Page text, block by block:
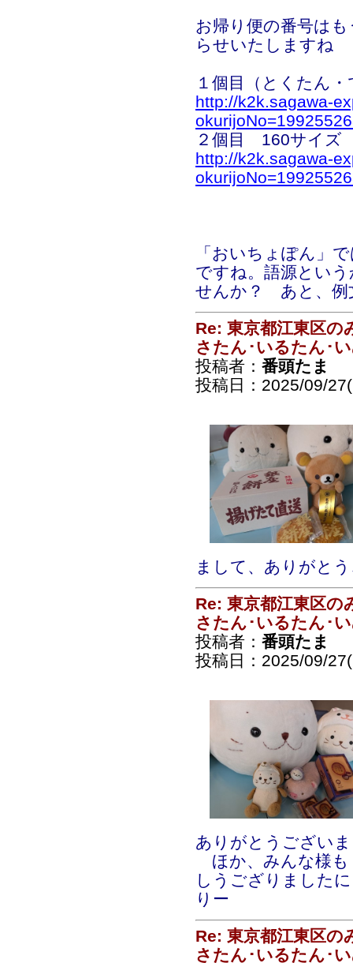
お帰り便の番号は
らせいたしますね
１個目（とくたん
http://k2k.sagawa-
２個目 160サイズ
http://k2k.sagawa-
「おいちょぽん」
ですね。語源とい
せんか？ あと、
Re: 東京都江東区の
さたん･いるたん･
投稿者： 番頭たま
投稿日：2025/09/
まして、ありがと
Re: 東京都江東区の
さたん･いるたん･
投稿者： 番頭たま
投稿日：2025/09/
ありがとうござい
ほか、みんな様も
しうござりました
りー
Re: 東京都江東区の
さたん･いるたん･